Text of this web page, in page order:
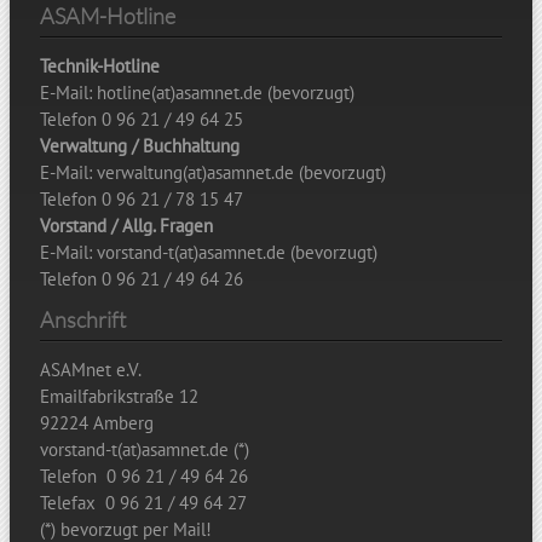
ASAM-Hotline
Technik-Hotline
E-Mail: hotline(at)asamnet.de (bevorzugt)
Telefon 0 96 21 / 49 64 25
Verwaltung / Buchhaltung
E-Mail: verwaltung(at)asamnet.de (bevorzugt)
Telefon 0 96 21 / 78 15 47
Vorstand / Allg. Fragen
E-Mail: vorstand-t(at)asamnet.de (bevorzugt)
Telefon 0 96 21 / 49 64 26
Anschrift
ASAMnet e.V.
Emailfabrikstraße 12
92224 Amberg
vorstand-t(at)asamnet.de (*)
Telefon 0 96 21 / 49 64 26
Telefax 0 96 21 / 49 64 27
(*) bevorzugt per Mail!